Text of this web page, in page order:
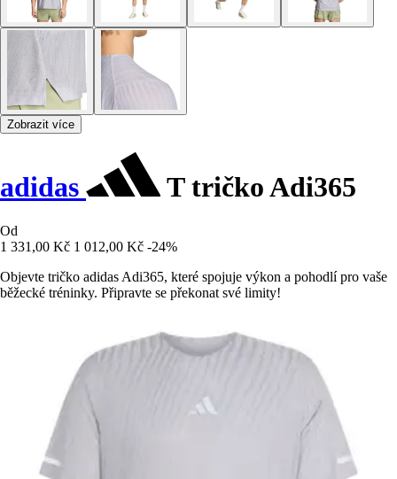
Zobrazit více
adidas T tričko Adi365
Od
1 331,00 Kč 1 012,00 Kč -24%
Objevte tričko adidas Adi365, které spojuje výkon a pohodlí pro vaše
běžecké tréninky. Připravte se překonat své limity!